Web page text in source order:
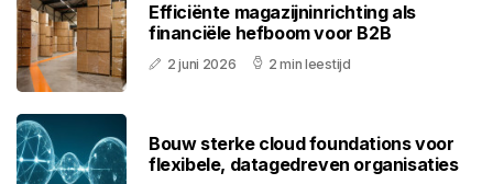
Efficiënte magazijninrichting als
financiële hefboom voor B2B
2 juni 2026 2 min leestijd
Bouw sterke cloud foundations voor
flexibele, datagedreven organisaties